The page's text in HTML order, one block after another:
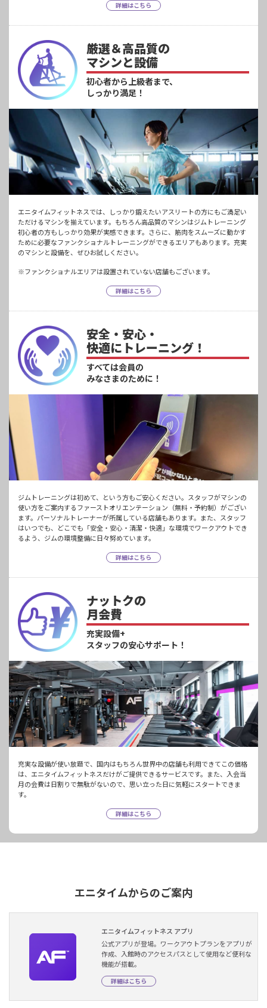
詳細はこちら
厳選＆高品質の
マシンと設備
初心者から上級者まで、
しっかり満足！
エニタイムフィットネスでは、しっかり鍛えたいアスリートの方にもご満足い
ただけるマシンを揃えています。もちろん高品質のマシンはジムトレーニング
初心者の方もしっかり効果が実感できます。さらに、筋肉をスムーズに動かす
ために必要なファンクショナルトレーニングができるエリアもあります。充実
のマシンと設備を、ぜひお試しください。
※ファンクショナルエリアは設置されていない店舗もございます。
詳細はこちら
安全・安心・
快適にトレーニング！
すべては会員の
みなさまのために！
ジムトレーニングは初めて、という方もご安心ください。スタッフがマシンの
使い方をご案内するファーストオリエンテーション（無料・予約制）がござい
ます。パーソナルトレーナーが所属している店舗もあります。また、スタッフ
はいつでも、どこでも「安全・安心・清潔・快適」な環境でワークアウトでき
るよう、ジムの環境整備に日々努めています。
詳細はこちら
ナットクの
月会費
充実設備+
スタッフの安心サポート！
充実な設備が使い放題で、国内はもちろん世界中の店舗も利用できてこの価格
は、エニタイムフィットネスだけがご提供できるサービスです。また、入会当
月の会費は日割りで無駄がないので、思い立った日に気軽にスタートできま
す。
詳細はこちら
エニタイムからのご案内
エニタイムフィットネス アプリ
公式アプリが登場。ワークアウトプランをアプリが
作成、入館時のアクセスパスとして使用など便利な
機能が搭載。
詳細はこちら